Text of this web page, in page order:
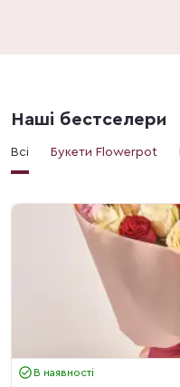
Наші бестселери
Всі Букети Flowerpot
В наявності